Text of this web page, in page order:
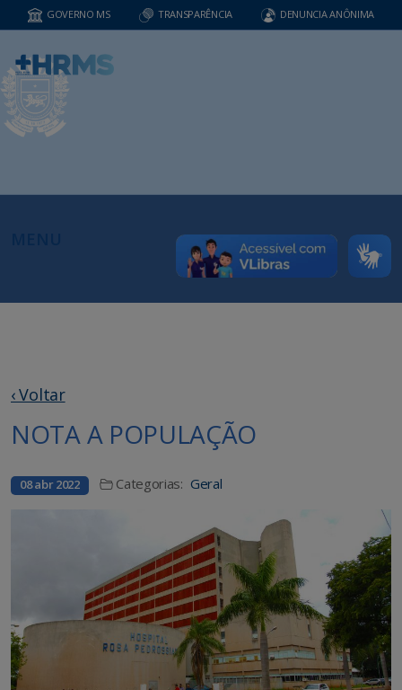
GOVERNO MS TRANSPARÊNCIA DENUNCIA ANÔNIMA
‹ Voltar
NOTA A POPULAÇÃO
08 abr 2022 Categorias: Geral